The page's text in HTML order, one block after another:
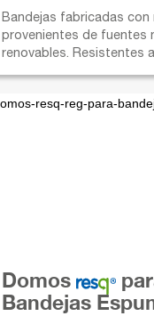
Bandejas fabricadas con
provenientes de fuentes
renovables. Resistentes a
para envolver.
Domos
Bandejas